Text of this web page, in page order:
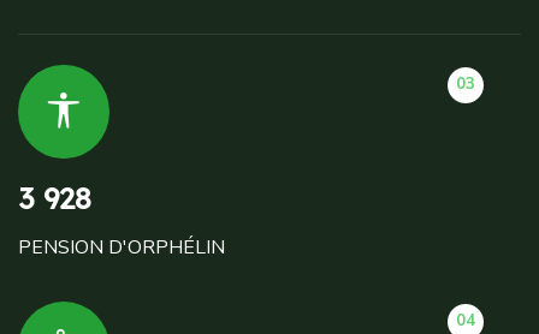
03
3 928
PENSION D'ORPHÉLIN
04